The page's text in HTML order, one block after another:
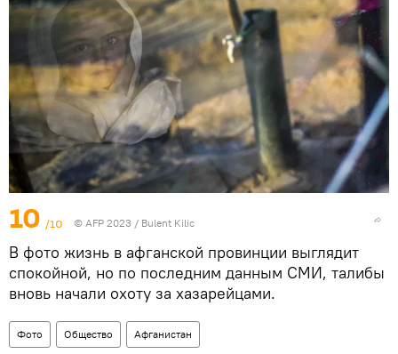
10 /10 © AFP 2023 / Bulent Kilic
В фото жизнь в афганской провинции выглядит
спокойной, но по последним данным СМИ, талибы
вновь начали охоту за хазарейцами.
Фото Общество Афганистан